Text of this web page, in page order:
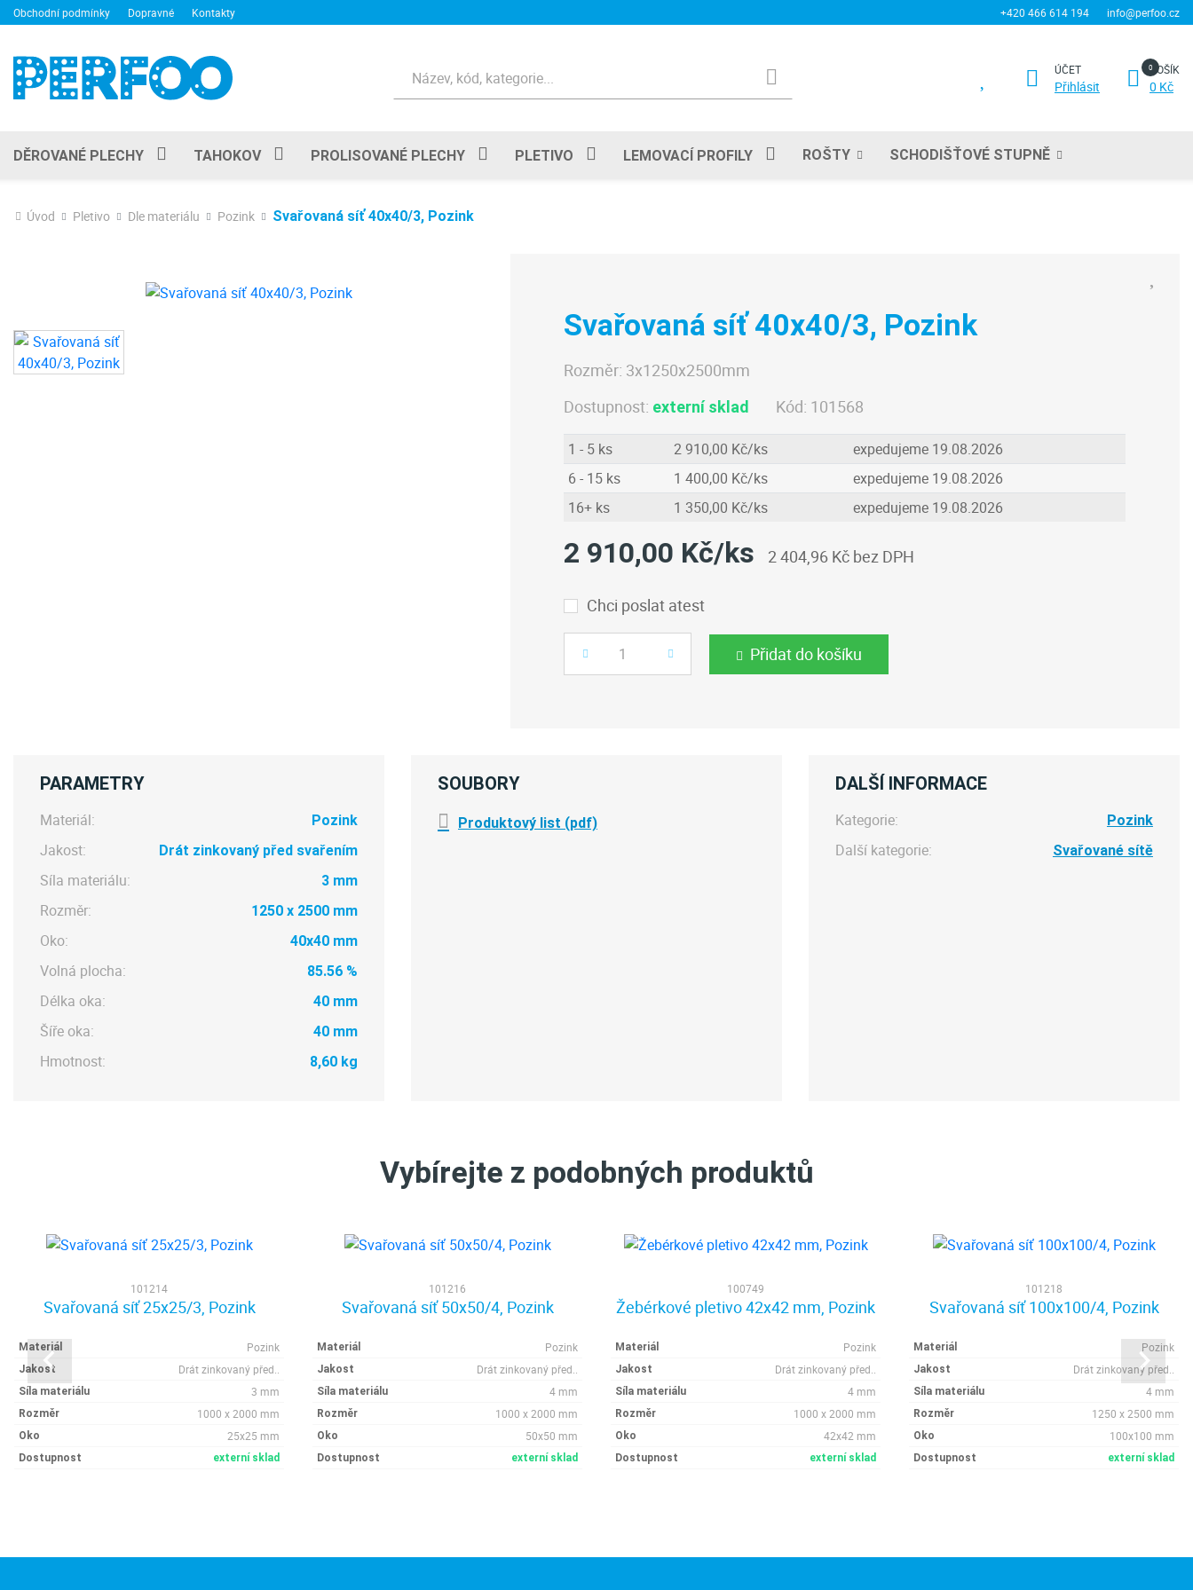
Obchodní podmínky Dopravné Kontakty +420 466 614 194 info@perfoo.cz
ÚČET
Přihlásit
KOŠÍK
0 Kč
DĚROVANÉ PLECHY TAHOKOV PROLISOVANÉ PLECHY PLETIVO LEMOVACÍ PROFILY ROŠTY SCHODIŠŤOVÉ STUPNĚ
Úvod Pletivo Dle materiálu Pozink Svařovaná síť 40x40/3, Pozink
Svařovaná síť 40x40/3, Pozink
Rozměr: 3x1250x2500mm
Dostupnost: externí sklad Kód: 101568
1 - 5 ks 2 910,00 Kč/ks
expedujeme 19.08.2026
6 - 15 ks
1 400,00 Kč/ks
expedujeme 19.08.2026
16+ ks
1 350,00 Kč/ks expedujeme 19.08.2026
2 910,00 Kč/ks 2 404,96 Kč bez DPH
Chci poslat atest
Počet Přidat do košíku
PARAMETRY
Materiál: Pozink
Jakost: Drát zinkovaný před svařením
Síla materiálu: 3 mm
Rozměr: 1250 x 2500 mm
Oko: 40x40 mm
Volná plocha: 85.56 %
Délka oka: 40 mm
Šíře oka: 40 mm
Hmotnost: 8,60 kg
SOUBORY
Produktový list (pdf)
DALŠÍ INFORMACE
Kategorie: Pozink
Další kategorie: Svařované sítě
Vybírejte z podobných produktů
101214
Svařovaná síť 25x25/3, Pozink
Materiál Pozink
Jakost Drát zinkovaný před..
Síla materiálu 3 mm
Rozměr 1000 x 2000 mm
Oko 25x25 mm
Dostupnost externí sklad
101216
Svařovaná síť 50x50/4, Pozink
Materiál Pozink
Jakost Drát zinkovaný před..
Síla materiálu 4 mm
Rozměr 1000 x 2000 mm
Oko 50x50 mm
Dostupnost externí sklad
100749
Žebérkové pletivo 42x42 mm, Pozink
Materiál Pozink
Jakost Drát zinkovaný před..
Síla materiálu 4 mm
Rozměr 1000 x 2000 mm
Oko 42x42 mm
Dostupnost externí sklad
101218
Svařovaná síť 100x100/4, Pozink
Materiál Pozink
Jakost Drát zinkovaný před..
Síla materiálu 4 mm
Rozměr 1250 x 2500 mm
Oko 100x100 mm
Dostupnost externí sklad